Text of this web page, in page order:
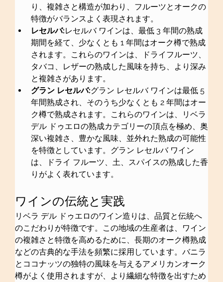
り、複雑さと構造が加わり、フルーツとオークの
特徴がバランスよく表現されます。
レセルバ:レセルバ ワインは、最低 3 年間の熟成
期間を経て、少なくとも 1 年間はオーク樽で熟成
されます。これらのワインは、ドライフルーツ、
タバコ、レザーの熟成した風味を持ち、より深み
と複雑さがあります。
グラン レセルバ:グラン レセルバ ワインは最低 5
年間熟成され、そのうち少なくとも 2 年間はオー
ク樽で熟成されます。これらのワインは、リベラ
デル ドゥエロの熟成カテゴリーの頂点を極め、奥
深い複雑さ、豊かな風味、並外れた熟成の可能性
を特徴としています。グラン レセルバ ワイン
は、ドライ フルーツ、土、スパイスの熟成した香
りがよく表れています。
ワインの伝統と実践
リベラ デル ドゥエロのワイン造りは、品質と伝統へ
のこだわりが特徴です。この地域の生産者は、ワイン
の複雑さと特徴を高めるために、長期のオーク樽熟成
などの古典的な手法を頻繁に採用しています。バニラ
とココナッツの独特の風味を与えるアメリカンオーク
樽がよく使用されますが、より繊細な特徴を出すため